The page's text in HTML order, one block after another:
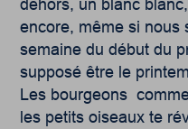
dehors, un blanc
encore, même si nous
semaine du début du
supposé être le
Les bourgeons
les petits oiseaux te